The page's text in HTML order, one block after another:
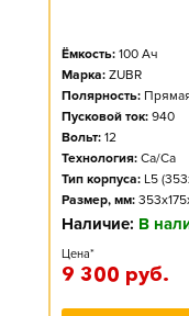
Ёмкость: 100 Ач
Марка: ZUBR
Полярность:
Пусковой ток: 940
Вольт: 12
Технология: Ca/Ca
Тип корпуса: L5
Размер, мм:
Наличие: В
Цена*
9 300 руб.